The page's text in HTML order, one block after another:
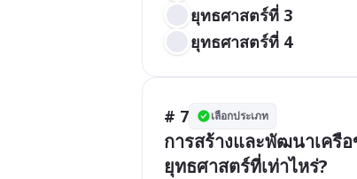
ยุทธศาสตร์ที่ 3
ยุทธศาสตร์ที่ 4
# 7 เลือกประเภท
การสร้างและพัฒนาเครื
ยุทธศาสตร์ที่เท่าไหร่?